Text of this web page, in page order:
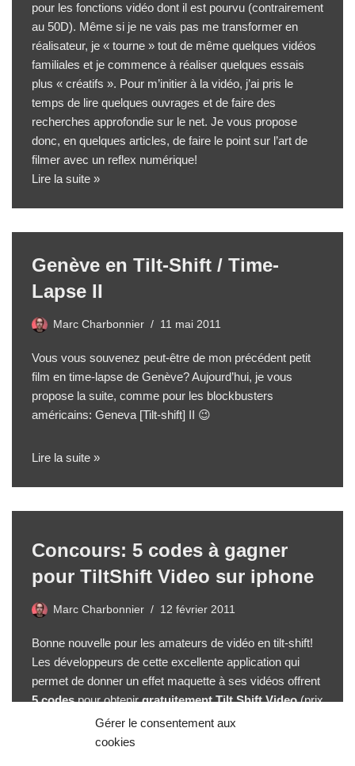
Gérer le consentement aux
cookies
pour les fonctions vidéo dont il est pourvu (contrairement
au 50D). Même si je ne vais pas me transformer en
réalisateur, je « tourne » tout de même quelques vidéos
familiales et je commence à réaliser quelques essais
plus « créatifs ». Pour m’initier à la vidéo, j’ai pris le
temps de lire quelques ouvrages et de faire des
recherches approfondie sur le net. Je vous propose
donc, en quelques articles, de faire le point sur l’art de
filmer avec un reflex numérique!
Lire la suite »
Genève en Tilt-Shift / Time-
Lapse II
Marc Charbonnier 11 mai 2011
Vous vous souvenez peut-être de mon précédent petit
film en time-lapse de Genève? Aujourd’hui, je vous
propose la suite, comme pour les blockbusters
américains: Geneva [Tilt-shift] II 😉
Lire la suite »
Concours: 5 codes à gagner
pour TiltShift Video sur iphone
Marc Charbonnier 12 février 2011
Bonne nouvelle pour les amateurs de vidéo en tilt-shift!
Les développeurs de cette excellente application qui
permet de donner un effet maquette à ses vidéos offrent
5 codespour obtenirgratuitement Tilt Shift Video(prix
normal: 1,59€)!Lire la suite »